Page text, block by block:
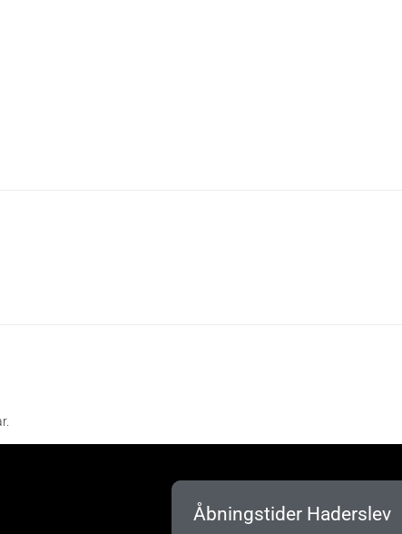
Åbningstider Haderslev